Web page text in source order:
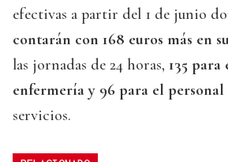
efectivas a partir del 1 de junio
contarán con 168 euros más en
las jornadas de 24 horas, 135
enfermería y 96 para el personal
servicios.